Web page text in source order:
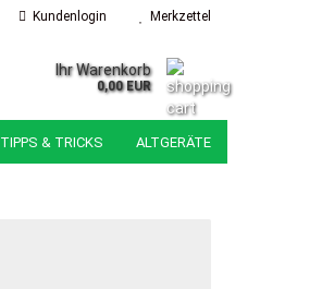
Kundenlogin Merkzettel
Ihr Warenkorb
0,00 EUR
TIPPS & TRICKS ALTGERÄTE